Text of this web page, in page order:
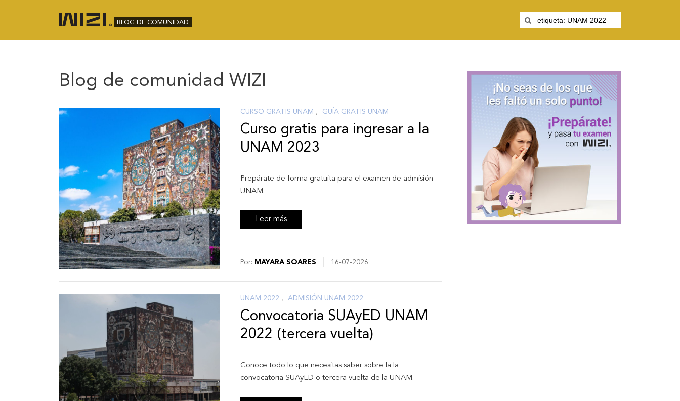
BLOG DE COMUNIDAD
Blog de comunidad WIZI
CURSO GRATIS UNAM , GUÍA GRATIS UNAM
Curso gratis para ingresar a la
UNAM 2023
Prepárate de forma gratuita para el examen de admisión
UNAM.
Leer más
Por: MAYARA SOARES 16-07-2026
UNAM 2022 , ADMISIÓN UNAM 2022
Convocatoria SUAyED UNAM
2022 (tercera vuelta)
Conoce todo lo que necesitas saber sobre la la
convocatoria SUAyED o tercera vuelta de la UNAM.